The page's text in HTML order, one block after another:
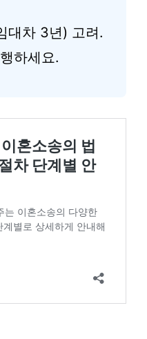
대차 3년) 고려.
하세요.